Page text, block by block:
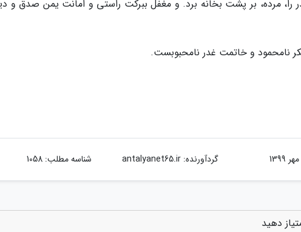
را، مرده، بر پشت بخانه برد. و مغفل ببرکت راستی و امانت یمن صدق و
نامحمود و خاتمت غدر نامحبوبست.
گردآورنده:antalyanet65.ir شناسه مطلب: 1058
دهید